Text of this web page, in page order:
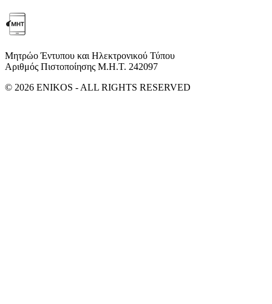
Μητρώο Έντυπου και Ηλεκτρονικού Τύπου
Αριθμός Πιστοποίησης Μ.Η.Τ. 242097
© 2026 ENIKOS - ALL RIGHTS RESERVED